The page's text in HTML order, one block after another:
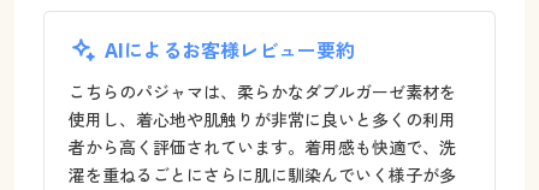
AIによるお客様レビュー要約
こちらのパジャマは、柔らかなダブルガーゼ素材を
使用し、着心地や肌触りが非常に良いと多くの利用
者から高く評価されています。着用感も快適で、洗
濯を重ねるごとにさらに肌に馴染んでいく様子が多